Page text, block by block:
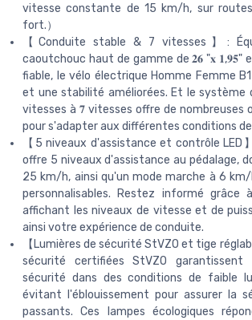
vitesse constante de 15 km/h, sur
fort.）
【Conduite stable & 7 vitesses】:
caoutchouc haut de gamme de 𝟐𝟔 "𝐱 𝟏,𝟗𝟓"
fiable, le vélo électrique Homme Femme
et une stabilité améliorées. Et le système
vitesses à 𝟕 vitesses offre de nombreuses
pour s'adapter aux différentes conditions
【5 niveaux d'assistance et contrôle LED
offre 5 niveaux d'assistance au pédalage,
25 km/h, ainsi qu'un mode marche à 6
personnalisables. Restez informé grâce
affichant les niveaux de vitesse et de
ainsi votre expérience de conduite.
【Lumières de sécurité StVZO et tige
sécurité certifiées StVZO
sécurité dans des conditions de faible
évitant l'éblouissement pour assurer la
passants. Ces lampes écologiques